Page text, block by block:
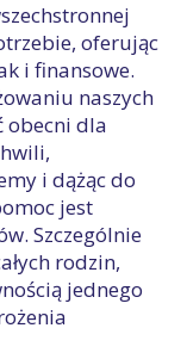
oferując
i finansowe.
naszych
obecni dla
i dążąc do
jest
Szczególnie
rodzin,
jednego